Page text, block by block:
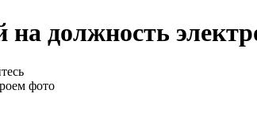
на должность
фото